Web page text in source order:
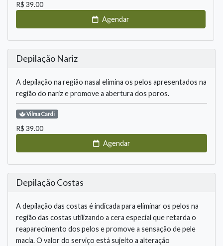
R$ 39.00
Agendar
Depilação Nariz
A depilação na região nasal elimina os pelos apresentados na
região do nariz e promove a abertura dos poros.
VilmaCardi
R$ 39.00
Agendar
Depilação Costas
A depilação das costas é indicada para eliminar os pelos na
região das costas utilizando a cera especial que retarda o
reaparecimento dos pelos e promove a sensação de pele
macia. O valor do serviço está sujeito a alteração